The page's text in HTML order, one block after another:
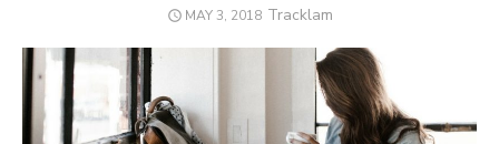
POSTED
MAY 3, 2018 Author
Tracklam